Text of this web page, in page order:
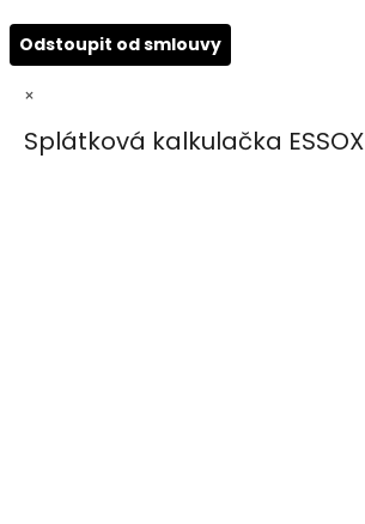
Odstoupit od smlouvy
×
Splátková kalkulačka ESSOX